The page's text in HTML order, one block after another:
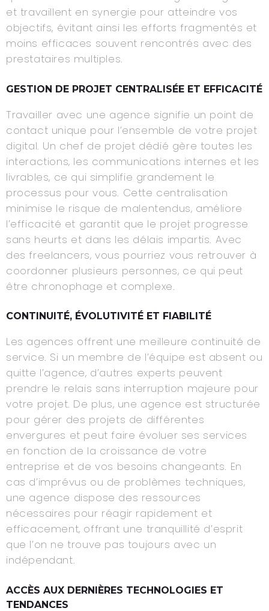
et travaillent en synergie pour atteindre vos
objectifs, évitant ainsi les efforts fragmentés et
moins efficaces souvent rencontrés avec des
prestataires multiples.
GESTION DE PROJET CENTRALISÉE ET EFFICACITÉ
Travailler avec une agence signifie un point de
contact unique pour l’ensemble de votre projet
digital. Un chef de projet dédié gère toutes les
interactions, les communications internes et les
livrables, ce qui simplifie grandement le
processus pour vous. Cette centralisation
minimise le risque de malentendus, améliore
l’efficacité et garantit que le projet progresse
sans heurts et dans les délais impartis. Avec
des freelancers, vous pourriez vous retrouver à
coordonner plusieurs personnes, ce qui peut
être chronophage et complexe.
CONTINUITÉ, ÉVOLUTIVITÉ ET FIABILITÉ
Les agences offrent une meilleure continuité de
service. Si un membre de l’équipe est absent ou
quitte l’agence, d’autres experts peuvent
prendre le relais sans interruption majeure pour
votre projet. De plus, une agence est structurée
pour gérer des projets de différentes
envergures et peut faire évoluer ses services
en fonction de la croissance de votre
entreprise et de vos besoins changeants. En
cas d’imprévus ou de problèmes techniques,
une agence dispose des ressources
nécessaires pour réagir rapidement et
efficacement, offrant une tranquillité d’esprit
que l’on ne trouve pas toujours avec un
indépendant.
ACCÈS AUX DERNIÈRES TECHNOLOGIES ET
TENDANCES